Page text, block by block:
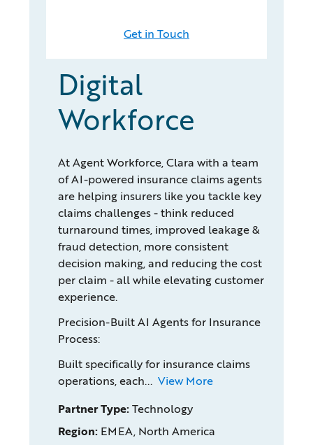
Get in Touch
Digital
Workforce
At Agent Workforce, Clara with a team
of AI-powered insurance claims agents
are helping insurers like you tackle key
claims challenges - think reduced
turnaround times, improved leakage &
fraud detection, more consistent
decision making, and reducing the cost
per claim - all while elevating customer
experience.
Precision-Built AI Agents for Insurance
Process:
Built specifically for insurance claims
operations, each... View More
Partner Type:Technology
Region: EMEA, North America